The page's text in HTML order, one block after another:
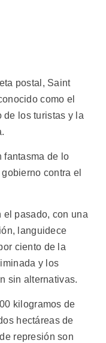
postal, Saint
como el
de los turistas y la
fantasma de lo
contra el
el pasado, con una
languidece
ciento de la
y los
sin alternativas.
kilogramos de
hectáreas de
represión son